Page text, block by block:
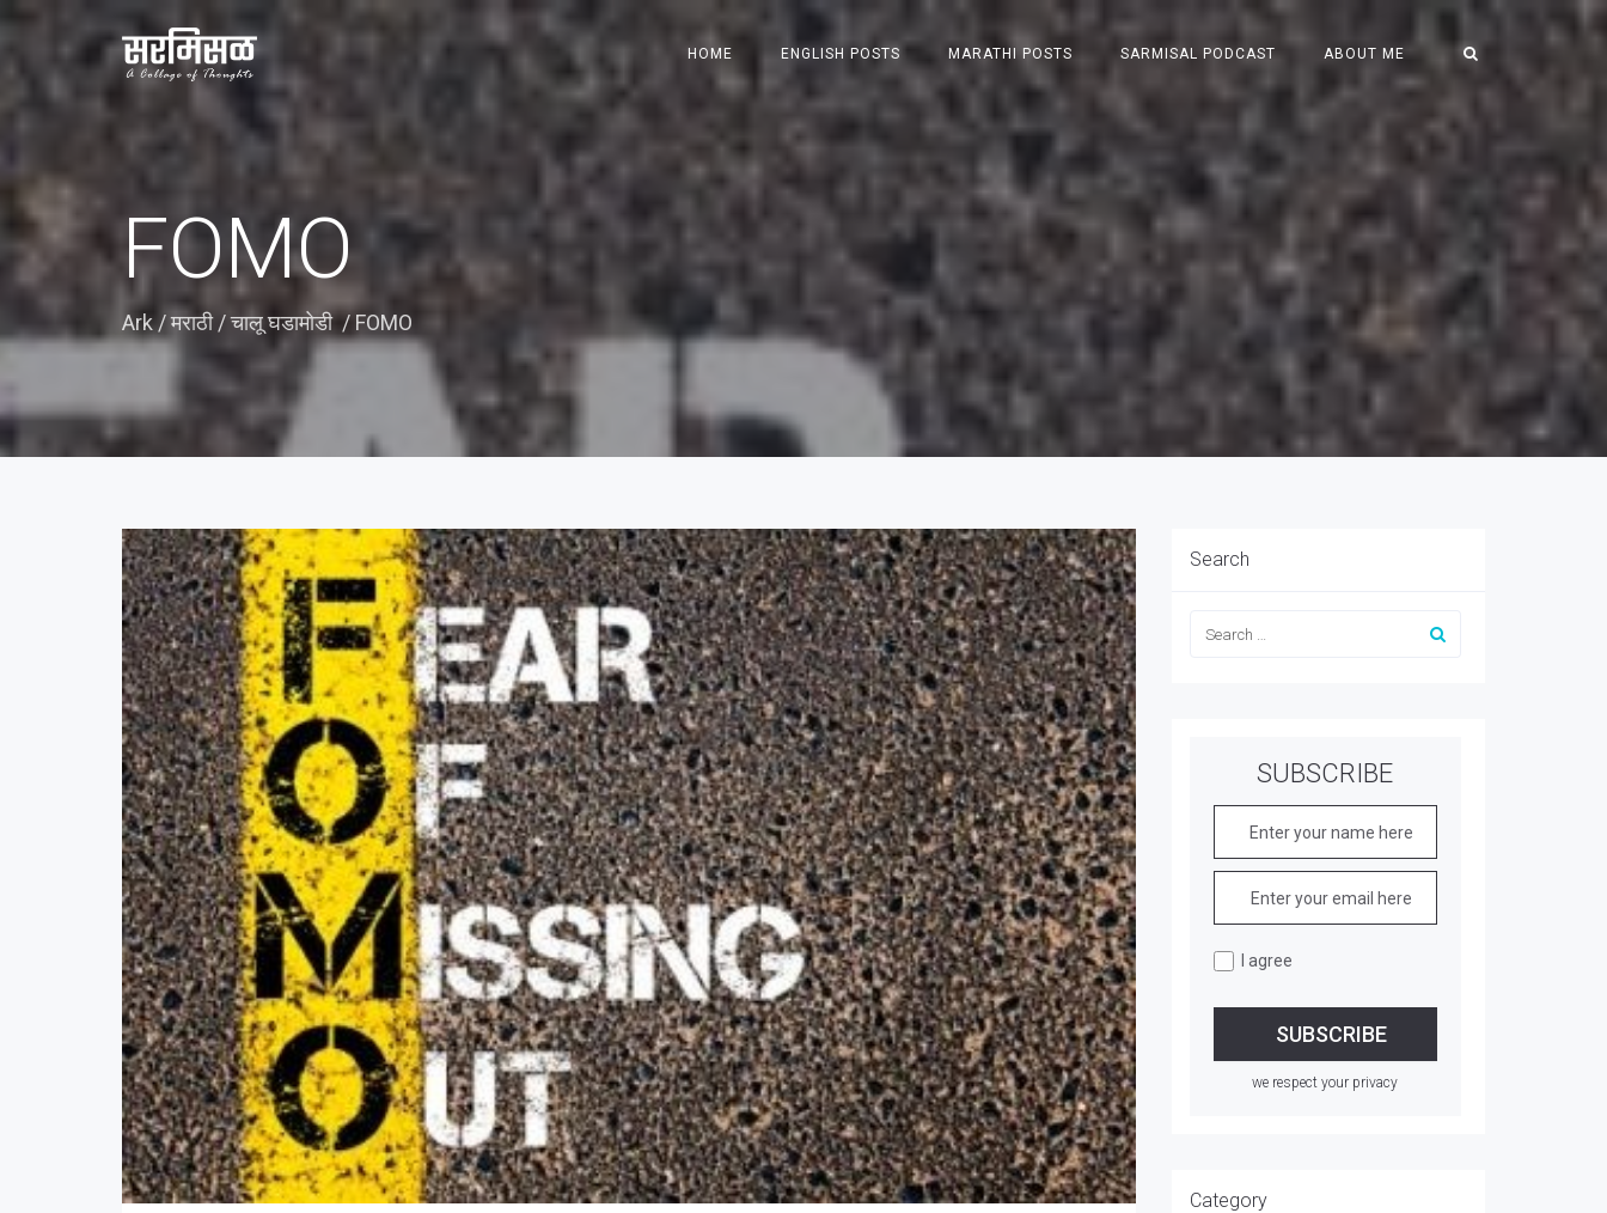
HOME ENGLISH POSTS MARATHI POSTS SARMISAL PODCAST ABOUT ME
FOMO
Ark/मराठी/चालू घडामोडी / FOMO
Search
SUBSCRIBE
I agree
we respect your privacy
Category